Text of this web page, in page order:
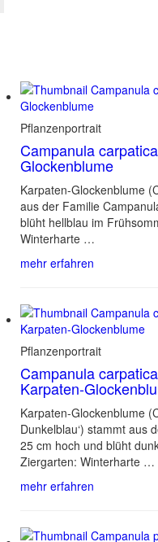
Pflanzenportrait
Campanula
Glockenblume
Karpaten-Glockenblume
aus der Familie
blüht hellblau im
Winterharte …
mehr erfahren
Pflanzenportrait
Campanula
Karpaten-
Karpaten-Glockenblume
Dunkelblau‘) stammt aus
25 cm hoch und blüht
Ziergarten: Winterharte …
mehr erfahren